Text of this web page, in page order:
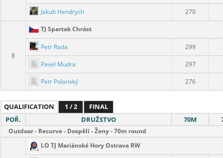
Jakub Hendrych
270
8
TJ Spartak Chrást
Petr Rada 299
Pavel Mudra 297
Petr Polanský 276
QUALIFICATION 1 / 2
FINAL
POŘ.
DRUŽSTVO 70M
Outdoor - Recurve - Dospělí - Ženy - 70m round
LO TJ Mariánské Hory Ostrava RW